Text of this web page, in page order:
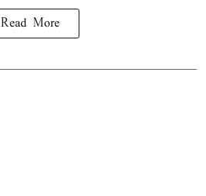
Read More